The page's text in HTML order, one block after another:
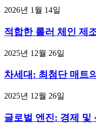
2026년 1월 14일
적합한 롤러 체인 제
2025년 12월 26일
차세대: 최첨단 매트
2025년 12월 26일
글로벌 엔진: 경제 및